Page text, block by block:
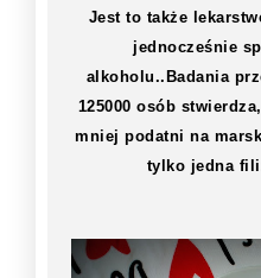
Jest to także
jednocześnie
alkoholu..Badania
125000 osób
mniej podatni na
tylko jedna